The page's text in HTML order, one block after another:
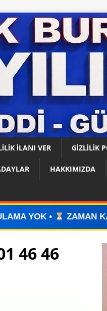
İLANI VER GIZLILIK
HAKKIMIZDA
KAYBI YOK •
46 46